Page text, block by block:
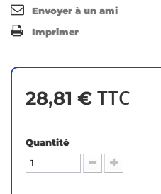
Envoyer à un ami
Imprimer
28,81 € TTC
Quantité